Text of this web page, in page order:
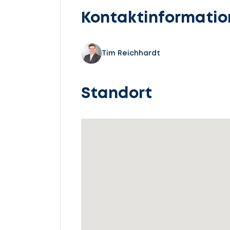
Tim Reichhardt
Standort